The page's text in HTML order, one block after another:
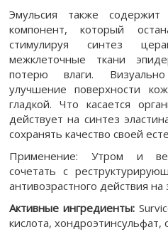
Эмульсия также
компонент, который
стимулируя синтез
межклеточные ткани
потерю влаги.
улучшение поверхности
гладкой. Что касается
действует на синтез
сохранять качество своей
Применение: Утром и
сочетать с
антивозрастного действия на
Активные ингредиенты:
кислота, хондроэтинсульфат,